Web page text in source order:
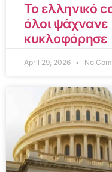
Το ελληνικό
όλοι ψάχνανε
κυκλοφόρησε
April 29, 2026 No